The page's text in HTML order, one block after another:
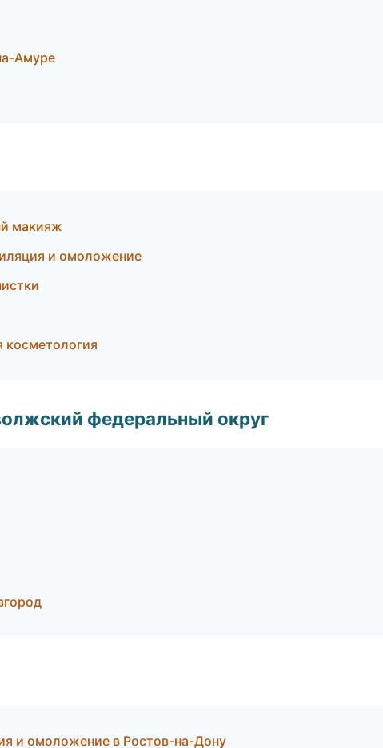
Амуре
макияж
и омоложение
косметология
федеральный округ
и омоложение в Ростов-на-Дону